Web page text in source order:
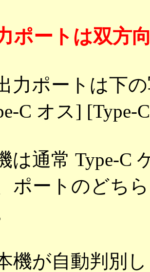
ポートは双方
力ポートは下
C オス] [Type-
は通常 Type-C
ポートのどち
機が自動判別